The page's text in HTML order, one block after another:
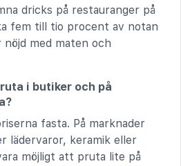
dricks på restauranger på
fem till tio procent av notan
med maten och
i butiker och på
fasta. På marknader
lädervaror, keramik eller
möjligt att pruta lite på